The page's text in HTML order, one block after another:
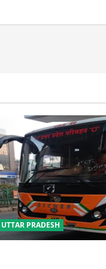
UTTAR PRADESH